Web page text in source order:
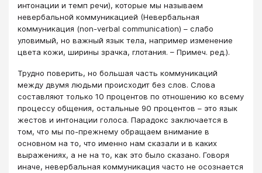
интонации и темп речи), которые мы называем
невербальной коммуникацией (Невербальная
коммуникация (non-verbal communication) – слабо
уловимый, но важный язык тела, например изменение
цвета кожи, ширины зрачка, глотания. – Примеч. ред.).
Трудно поверить, но большая часть коммуникаций
между двумя людьми происходит без слов. Слова
составляют только 10 процентов по отношению ко всему
процессу общения, остальные 90 процентов – это язык
жестов и интонации голоса. Парадокс заключается в
том, что мы по-прежнему обращаем внимание в
основном на то, что именно нам сказали и в каких
выражениях, а не на то, как это было сказано. Говоря
иначе, невербальная коммуникация часто не осознается